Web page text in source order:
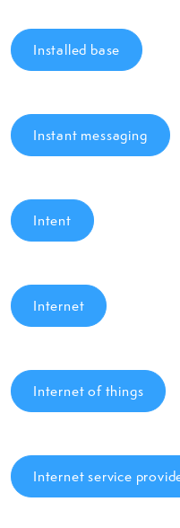
Installed base
Instant messaging
Intent
Internet
Internet of things
Internet service